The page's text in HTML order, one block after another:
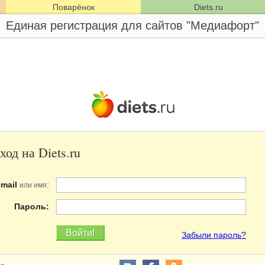
Поварёнок Diets.ru
Единая регистрация для сайтов "Медиафорт"
на Diets.ru
или имя:
Пароль:
Забыли пароль?